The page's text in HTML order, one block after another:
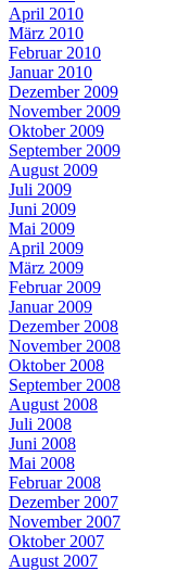
April 2010
März 2010
Februar 2010
Januar 2010
Dezember 2009
November 2009
Oktober 2009
September 2009
August 2009
Juli 2009
Juni 2009
Mai 2009
April 2009
März 2009
Februar 2009
Januar 2009
Dezember 2008
November 2008
Oktober 2008
September 2008
August 2008
Juli 2008
Juni 2008
Mai 2008
Februar 2008
Dezember 2007
November 2007
Oktober 2007
August 2007